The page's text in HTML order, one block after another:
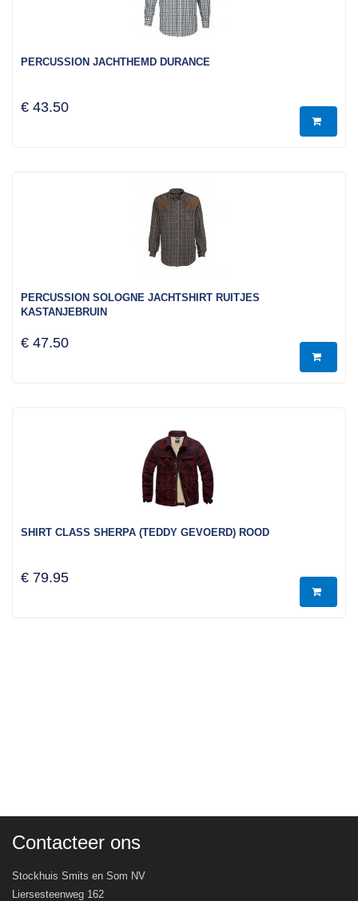
PERCUSSION JACHTHEMD DURANCE
€ 43.50
PERCUSSION SOLOGNE JACHTSHIRT RUITJES
KASTANJEBRUIN
€ 47.50
SHIRT CLASS SHERPA (TEDDY GEVOERD) ROOD
€ 79.95
Contacteer ons
Stockhuis Smits en Som NV
Liersesteenweg 162